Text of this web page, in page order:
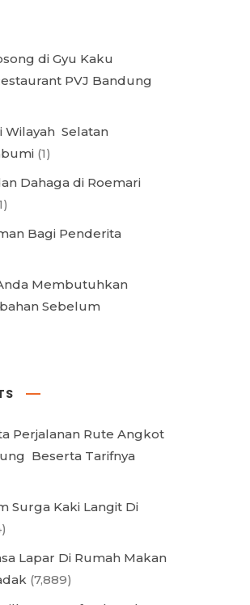
di Gyu Kaku
PVJ Bandung
Wilayah Selatan
(1)
Dahaga di Roemari
Bagi Penderita
Membutuhkan
Sebelum
Perjalanan Rute Angkot
Beserta Tarifnya
Surga Kaki Langit Di
Lapar Di Rumah Makan
(7,889)